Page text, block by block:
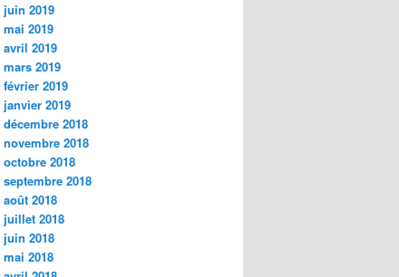
juin 2019
mai 2019
avril 2019
mars 2019
février 2019
janvier 2019
décembre 2018
novembre 2018
octobre 2018
septembre 2018
août 2018
juillet 2018
juin 2018
mai 2018